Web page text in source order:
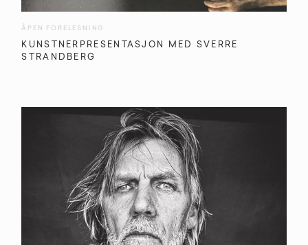
ÅPEN FORELESNING
KUNSTNERPRESENTASJON MED SVERRE
STRANDBERG